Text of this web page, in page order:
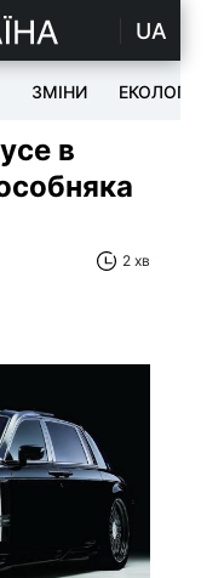
UA
ЗМІНИ ЕКОЛОГІЯ
в
2 хв